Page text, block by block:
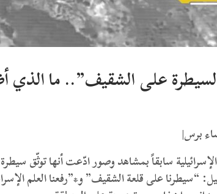
على الشقيف”.. ما الذي
برس|
سابقاً بمشاهد وصور ادّعت أنها توثّق
“سيطرنا على قلعة الشقيف” و*”رفعنا العلم